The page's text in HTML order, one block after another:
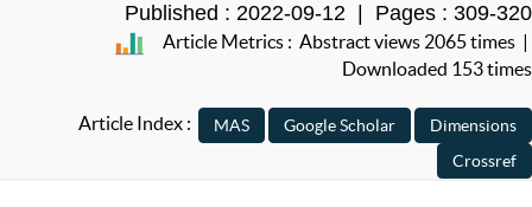
Published : 2022-09-12 | Pages : 309-320
Article Metrics : Abstract views 2065 times |
Downloaded 153 times
Article Index :